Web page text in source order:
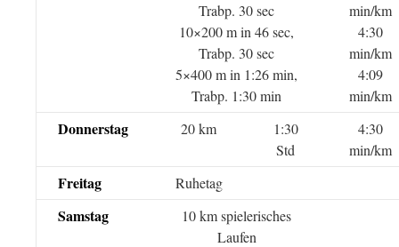
Trabp. 30 sec
10×200 m in 46 sec,
Trabp. 30 sec
5×400 m in 1:26 min,
Trabp. 1:30 min
min/km
4:30
min/km
4:09
min/km
Donnerstag 20 km
1:30
Std
4:30
min/km
Freitag Ruhetag
Samstag
10 km spielerisches
Laufen